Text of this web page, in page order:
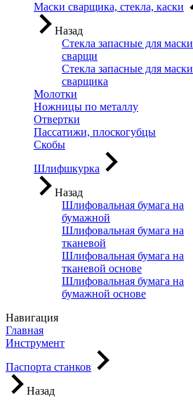
Маски сварщика, стекла, каски
Назад
Стекла запасные для маски
сварщи
Стекла запасные для маски
сварщика
Молотки
Ножницы по металлу
Отвертки
Пассатижи, плоскогубцы
Скобы
Шлифшкурка
Назад
Шлифовальная бумага на
бумажной
Шлифовальная бумага на
тканевой
Шлифовальная бумага на
тканевой основе
Шлифовальная бумага на
бумажной основе
Навигация
Главная
Инструмент
Паспорта станков
Назад